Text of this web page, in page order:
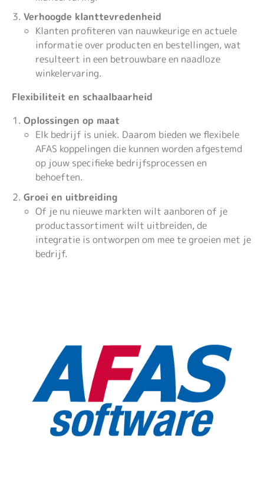
Verhoogde klanttevredenheid
Klanten profiteren van nauwkeurige en actuele
informatie over producten en bestellingen, wat
resulteert in een betrouwbare en naadloze
winkelervaring.
Flexibiliteit en schaalbaarheid
Oplossingen op maat
Elk bedrijf is uniek. Daarom bieden we flexibele
AFAS koppelingen die kunnen worden afgestemd
op jouw specifieke bedrijfsprocessen en
behoeften.
Groei en uitbreiding
Of je nu nieuwe markten wilt aanboren of je
productassortiment wilt uitbreiden, de
integratie is ontworpen om mee te groeien met je
bedrijf.